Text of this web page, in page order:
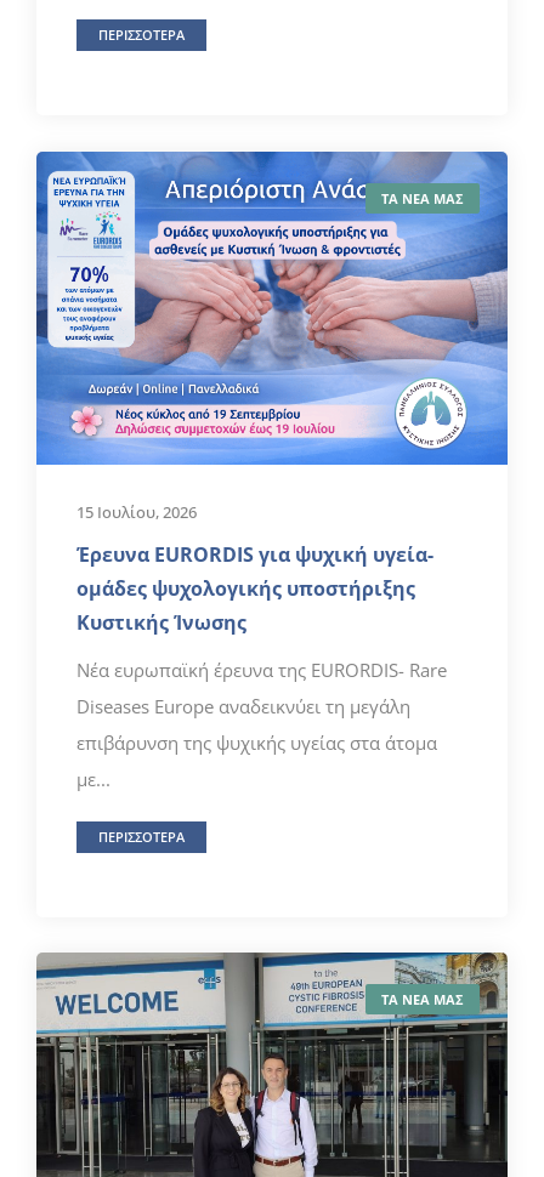
ΠΕΡΙΣΣΟΤΕΡΑ
ΤΑ ΝΕΑ ΜΑΣ
15 Ιουλίου, 2026
Έρευνα EURORDIS για ψυχική υγεία-
ομάδες ψυχολογικής υποστήριξης
Κυστικής Ίνωσης
Νέα ευρωπαϊκή έρευνα της EURORDIS- Rare
Diseases Europe αναδεικνύει τη μεγάλη
επιβάρυνση της ψυχικής υγείας στα άτομα
με...
ΠΕΡΙΣΣΟΤΕΡΑ
ΤΑ ΝΕΑ ΜΑΣ